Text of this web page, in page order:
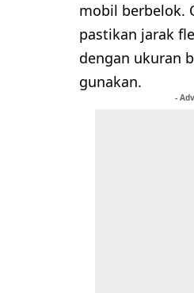
mobil berbelok.
pastikan jarak
dengan ukuran
gunakan.
-